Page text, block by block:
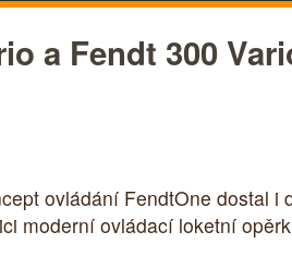
a Fendt 300
ovládání FendtOne dostal i
moderní ovládací loketní